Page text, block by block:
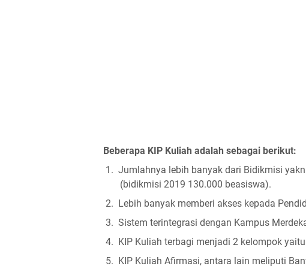
Beberapa KIP Kuliah adalah sebagai berikut:
1. Jumlahnya lebih banyak dari Bidikmisi
(bidikmisi 2019 130.000 beasiswa).
2. Lebih banyak memberi akses kepada
3. Sistem terintegrasi dengan Kampus
4. KIP Kuliah terbagi menjadi 2 kelompok
5. KIP Kuliah Afirmasi, antara lain meliputi